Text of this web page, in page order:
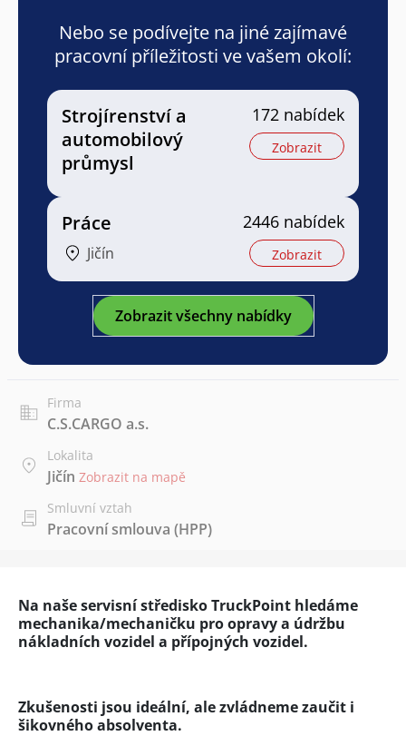
Nebo se podívejte na jiné zajímavé
pracovní příležitosti ve vašem okolí:
Strojírenství a
automobilový
průmysl
172 nabídek
Zobrazit
Práce
Jičín
2446 nabídek
Zobrazit
Zobrazit všechny nabídky
Firma
C.S.CARGO a.s.
Lokalita
Jičín Zobrazit na mapě
Smluvní vztah
Pracovní smlouva (HPP)
Na naše servisní středisko TruckPoint hledáme
mechanika/mechaničku pro opravy a údržbu
nákladních vozidel a přípojných vozidel.
Zkušenosti jsou ideální, ale zvládneme zaučit i
šikovného absolventa.